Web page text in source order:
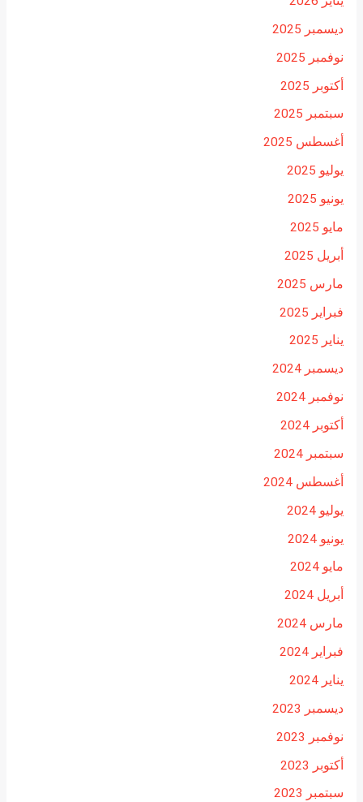
ديسمبر 2025
نوفمبر 2025
أكتوبر 2025
سبتمبر 2025
أغسطس 2025
يوليو 2025
يونيو 2025
مايو 2025
أبريل 2025
مارس 2025
فبراير 2025
يناير 2025
ديسمبر 2024
نوفمبر 2024
أكتوبر 2024
سبتمبر 2024
أغسطس 2024
يوليو 2024
يونيو 2024
مايو 2024
أبريل 2024
مارس 2024
فبراير 2024
يناير 2024
ديسمبر 2023
نوفمبر 2023
أكتوبر 2023
سبتمبر 2023